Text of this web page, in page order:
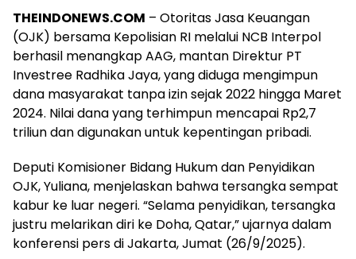
THEINDONEWS.COM – Otoritas Jasa Keuangan
(OJK) bersama Kepolisian RI melalui NCB Interpol
berhasil menangkap AAG, mantan Direktur PT
Investree Radhika Jaya, yang diduga mengimpun
dana masyarakat tanpa izin sejak 2022 hingga Maret
2024. Nilai dana yang terhimpun mencapai Rp2,7
triliun dan digunakan untuk kepentingan pribadi.
Deputi Komisioner Bidang Hukum dan Penyidikan
OJK, Yuliana, menjelaskan bahwa tersangka sempat
kabur ke luar negeri. “Selama penyidikan, tersangka
justru melarikan diri ke Doha, Qatar,” ujarnya dalam
konferensi pers di Jakarta, Jumat (26/9/2025).